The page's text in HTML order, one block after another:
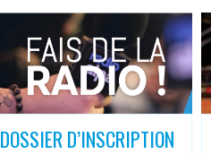
DOSSIER D’INSCRIPTION